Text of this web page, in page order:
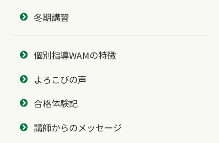
冬期講習
個別指導WAMの特徴
よろこびの声
合格体験記
講師からのメッセージ